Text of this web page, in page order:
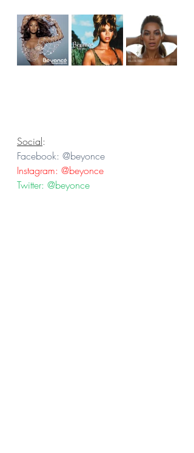
Social:
Facebook: @beyonce
Instagram: @beyonce
Twitter: @beyonce